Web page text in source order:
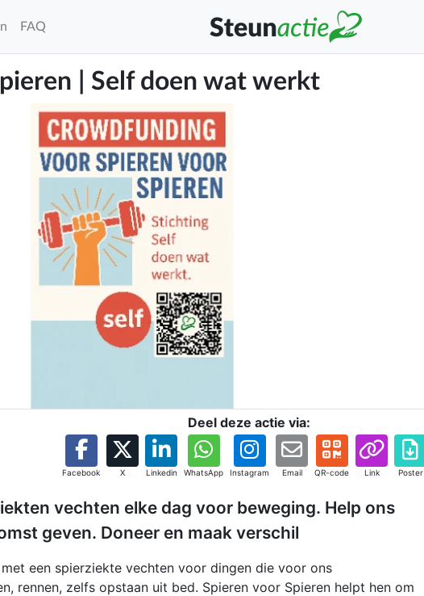
FAQ
| Self doen wat werkt
Deel deze actie via:
Facebook X Linkedin WhatsApp Instagram Email QR-code Link Poster
vechten elke dag voor beweging. Help ons
geven. Doneer en maak verschil
een spierziekte vechten voor dingen die voor ons
rennen, zelfs opstaan uit bed. Spieren voor Spieren helpt hen om